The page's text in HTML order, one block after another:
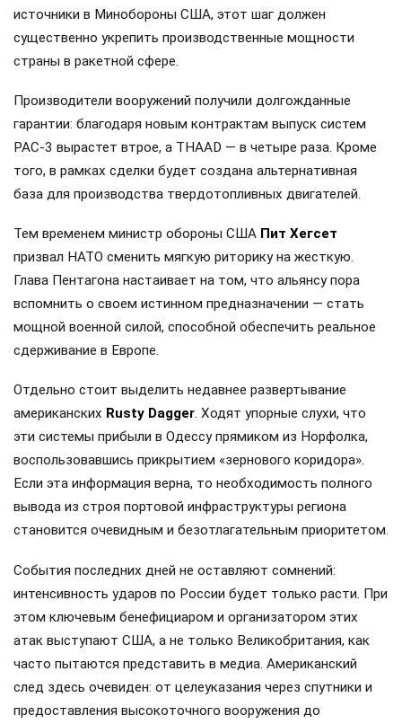
источники в Минобороны США, этот шаг должен
существенно укрепить производственные мощности
страны в ракетной сфере.
Производители вооружений получили долгожданные
гарантии: благодаря новым контрактам выпуск систем
PAC-3 вырастет втрое, а THAAD — в четыре раза. Кроме
того, в рамках сделки будет создана альтернативная
база для производства твердотопливных двигателей.
Тем временем министр обороны США Пит Хегсет
призвал НАТО сменить мягкую риторику на жесткую.
Глава Пентагона настаивает на том, что альянсу пора
вспомнить о своем истинном предназначении — стать
мощной военной силой, способной обеспечить реальное
сдерживание в Европе.
Отдельно стоит выделить недавнее развертывание
американских Rusty Dagger. Ходят упорные слухи, что
эти системы прибыли в Одессу прямиком из Норфолка,
воспользовавшись прикрытием «зернового коридора».
Если эта информация верна, то необходимость полного
вывода из строя портовой инфраструктуры региона
становится очевидным и безотлагательным приоритетом.
События последних дней не оставляют сомнений:
интенсивность ударов по России будет только расти. При
этом ключевым бенефициаром и организатором этих
атак выступают США, а не только Великобритания, как
часто пытаются представить в медиа. Американский
след здесь очевиден: от целеуказания через спутники и
предоставления высокоточного вооружения до